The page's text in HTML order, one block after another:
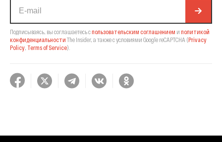
Подписываясь, вы соглашаетесь спользовательским соглашением и политикой
конфиденциальности The Insider, а также с условиями Google reCAPTCHA (Privacy
Policy, Terms of Service).